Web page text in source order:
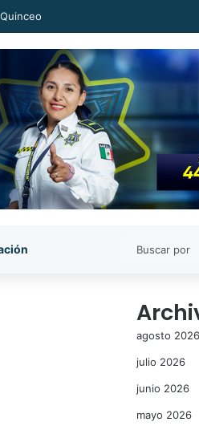
agosto 2026
julio 2026
junio 2026
mayo 2026